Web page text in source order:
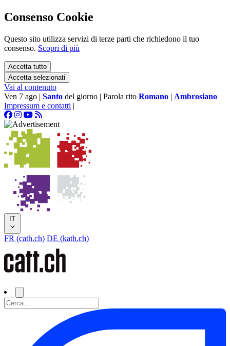
Consenso Cookie
Questo sito utilizza servizi di terze parti che richiedono il tuo
consenso. Scopri di più
Accetta tutto
Accetta selezionati
Vai al contenuto
Ven 7 ago | Santo del giorno | Parola rito Romano | Ambrosiano
Impressum e contatti |
IT
FR (cath.ch) DE (kath.ch)